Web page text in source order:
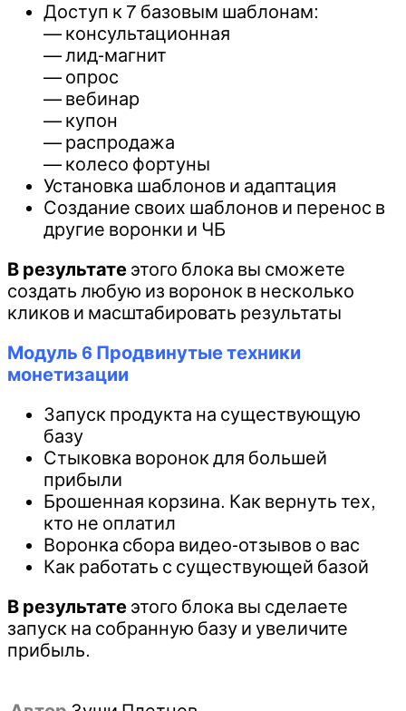
Доступ к 7 базовым шаблонам:
— консультационная
— лид-магнит
— опрос
— вебинар
— купон
— распродажа
— колесо фортуны
Установка шаблонов и адаптация
Создание своих шаблонов и перенос в
другие воронки и ЧБ
В результате этого блока вы сможете
создать любую из воронок в несколько
кликов и масштабировать результаты
Модуль 6 Продвинутые техники
монетизации
Запуск продукта на существующую
базу
Стыковка воронок для большей
прибыли
Брошенная корзина. Как вернуть тех,
кто не оплатил
Воронка сбора видео-отзывов о вас
Как работать с существующей базой
В результате этого блока вы сделаете
запуск на собранную базу и увеличите
прибыль.